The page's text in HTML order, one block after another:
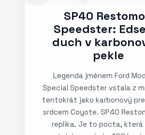
SP40
Speedster:
duch v
pekle
Legenda jménem Ford
Special Speedster vstala z
tentokrát jako karbonový
srdcem Coyote. SP40
replika. Je to pocta, která